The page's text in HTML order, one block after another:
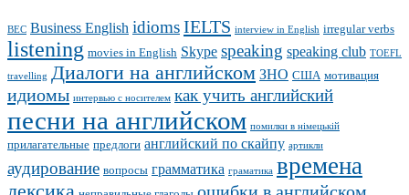
BEC Business English idiomsIELTS interview in English irregular verbs
listening movies in English Skype speaking speaking club TOEFL
travelling Диалоги на английском ЗНО США мотивация
идиомы интервью с носителем как учить английский
песни на английском помилки в німецькій
прилагательные предлоги английский по скайпу артикли
аудирование вопросы грамматика граматика времена